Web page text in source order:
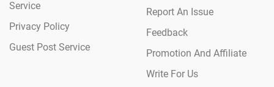
Service
Privacy Policy
Guest Post Service
Report An Issue
Feedback
Promotion And Affiliate
Write For Us